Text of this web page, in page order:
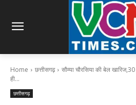
Home छत्तीसगढ़
सौम्या चौरसिया की बेल
ही...
छत्तीसगढ़